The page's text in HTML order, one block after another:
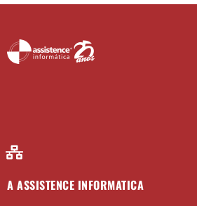
A ASSISTENCE INFORMATICA